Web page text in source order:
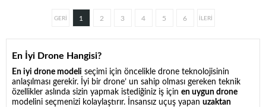
1 2 3 4 5 6
En İyi Drone Hangisi?
En iyi drone modeli seçimi için öncelikle drone teknolojisinin
anlaşılması gerekir. İyi bir drone’ un sahip olması gereken teknik
özellikler aslında sizin yapmak istediğiniz iş için en uygun drone
modelini seçmenizi kolaylaştırır. İnsansız uçuş yapan uzaktan